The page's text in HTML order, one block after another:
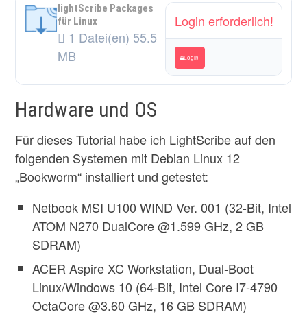
lightScribe Packages
für Linux
1 Datei(en) 55.5
MB
Login erforderlich!
Login
Hardware und OS
Für dieses Tutorial habe ich LightScribe auf den
folgenden Systemen mit Debian Linux 12
„Bookworm“ installiert und getestet:
Netbook MSI U100 WIND Ver. 001 (32-Bit, Intel
ATOM N270 DualCore @1.599 GHz, 2 GB
SDRAM)
ACER Aspire XC Workstation, Dual-Boot
Linux/Windows 10 (64-Bit, Intel Core I7-4790
OctaCore @3.60 GHz, 16 GB SDRAM)